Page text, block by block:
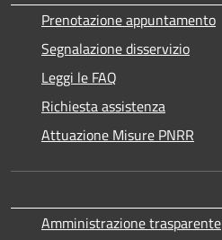
Prenotazione appuntamento
Segnalazione disservizio
Leggi le FAQ
Richiesta assistenza
Attuazione Misure PNRR
Amministrazione trasparente